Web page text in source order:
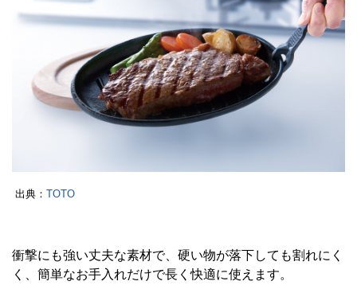
出典： TOTO
衝撃にも強い丈夫な素材で、硬い物が落下しても割れにく
く、簡単なお手入れだけで長く快適に使えます。